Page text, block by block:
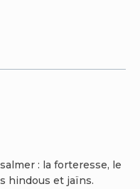
: la forteresse, le
hindous et jaïns.